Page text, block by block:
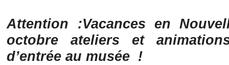
Attention :Vacances en
octobre ateliers et
d’entrée au musée !